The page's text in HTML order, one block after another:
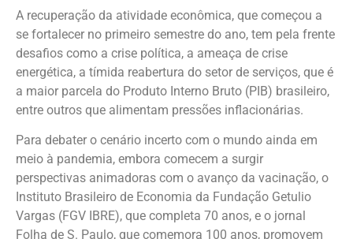
A recuperação da atividade econômica, que começou a
se fortalecer no primeiro semestre do ano, tem pela frente
desafios como a crise política, a ameaça de crise
energética, a tímida reabertura do setor de serviços, que é
a maior parcela do Produto Interno Bruto (PIB) brasileiro,
entre outros que alimentam pressões inflacionárias.
Para debater o cenário incerto com o mundo ainda em
meio à pandemia, embora comecem a surgir
perspectivas animadoras com o avanço da vacinação, o
Instituto Brasileiro de Economia da Fundação Getulio
Vargas (FGV IBRE), que completa 70 anos, e o jornal
Folha de S. Paulo, que comemora 100 anos, promovem